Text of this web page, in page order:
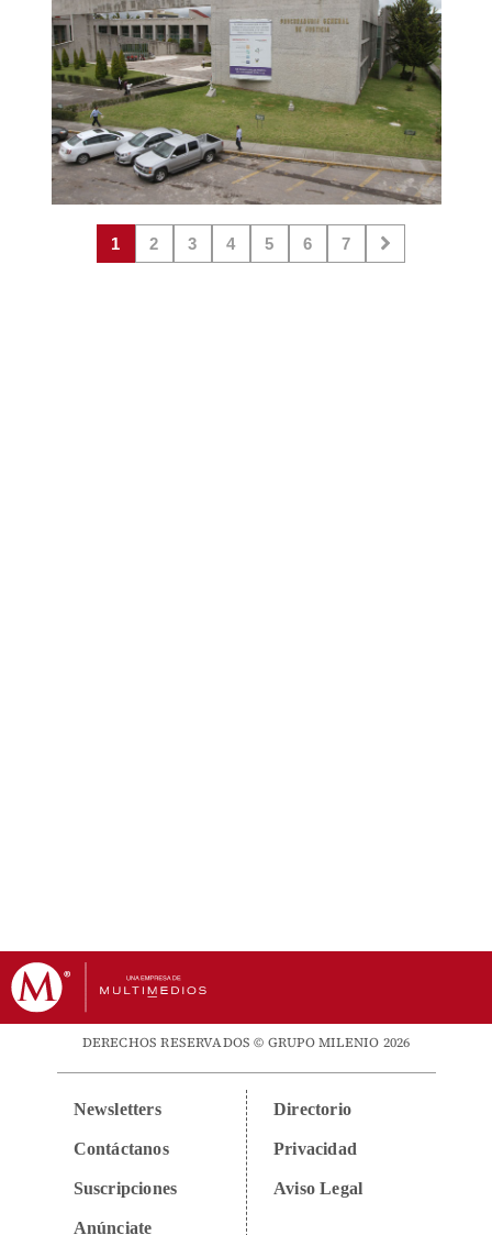
1 2 3 4 5 6 7
DERECHOS RESERVADOS © GRUPO MILENIO 2026
Newsletters
Contáctanos
Suscripciones
Anúnciate
Directorio
Privacidad
Aviso Legal